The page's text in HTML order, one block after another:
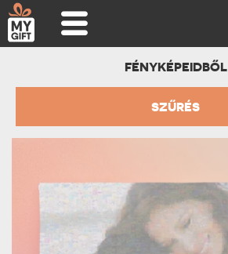
FÉNYKÉPEIDBŐL
SZŰRÉS